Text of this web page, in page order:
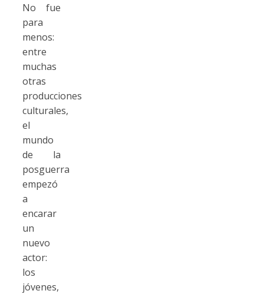
No fue
para
menos:
entre
muchas
otras
producciones
culturales,
el
mundo
de la
posguerra
empezó
a
encarar
un
nuevo
actor:
los
jóvenes,